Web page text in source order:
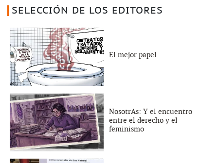
SELECCIÓN DE LOS EDITORES
El mejor papel
NosotrAs: Y el encuentro
entre el derecho y el
feminismo